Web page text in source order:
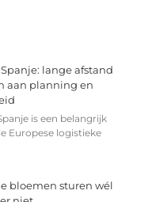
lange afstand
aan planning en
is een belangrijk
Europese logistieke
bloemen sturen wél